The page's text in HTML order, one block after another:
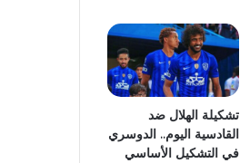
تشكيلة الهلال ضد
القادسية اليوم.. الدوسري
في التشكيل الأساسي